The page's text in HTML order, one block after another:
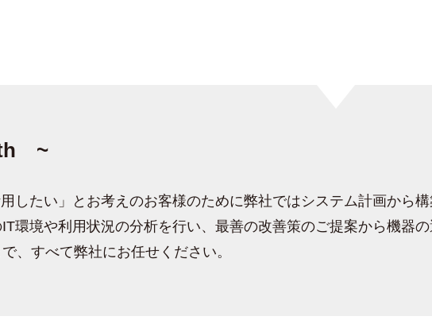
~
用したい」とお考えのお客様のために弊社ではシステム計画から
環境や利用状況の分析を行い、最善の改善策のご提案から機器
、すべて弊社にお任せください。